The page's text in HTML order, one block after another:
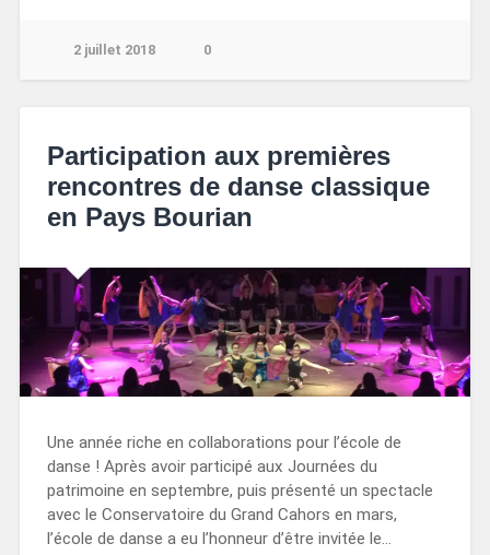
2 juillet 2018 0
Participation aux premières
rencontres de danse classique
en Pays Bourian
Une année riche en collaborations pour l’école de
danse ! Après avoir participé aux Journées du
patrimoine en septembre, puis présenté un spectacle
avec le Conservatoire du Grand Cahors en mars,
l’école de danse a eu l’honneur d’être invitée le…